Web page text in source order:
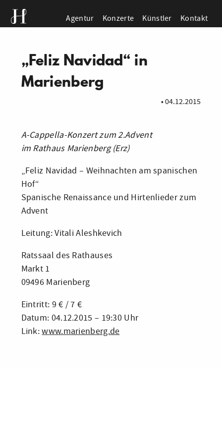
Agentur Konzerte Künstler Kontakt
„Feliz Navidad“ in
Marienberg
•04.12.2015
A-Cappella-Konzert zum 2.Advent
im Rathaus Marienberg (Erz)
„Feliz Navidad – Weihnachten am spanischen
Hof“
Spanische Renaissance und Hirtenlieder zum
Advent
Leitung: Vitali Aleshkevich
Ratssaal des Rathauses
Markt 1
09496 Marienberg
Eintritt: 9 € / 7 €
Datum: 04.12.2015 – 19:30 Uhr
Link:www.marienberg.de